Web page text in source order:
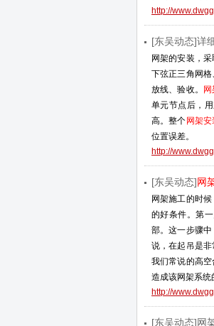
http://
[东吴动态]详
网架的安装，
下弦正三角网
放线、验收。
单元节点后，
高。整个 网架安
位置误差。
http://
[东吴动态]网
网架施工的时
的好条件。第
部。这一步骤
说，在起吊是
我们常说的高
造成该网架系统
http://
[东吴动态]网